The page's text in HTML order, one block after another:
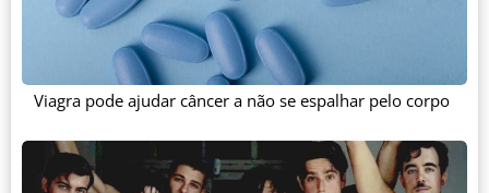
Viagra pode ajudar câncer a não se espalhar pelo corpo